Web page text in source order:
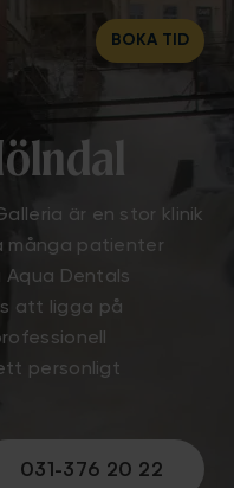
BOKA TID
är en stor klinik
många patienter
Aqua Dentals
att ligga på
personligt
031-376 20 22